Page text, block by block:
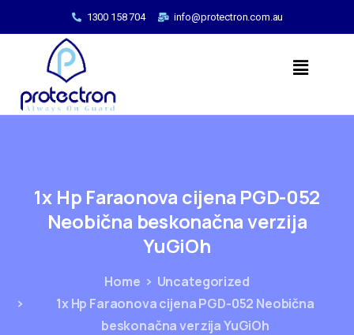
1300 158 704 info@protectron.com.au
1x Hp Faraonova cijena PGD-052
Neobična beskonačnaverzija
YuGiOh
Home
Uncategorized
1x Hp Faraonova cijena PGD-052 Neobična
beskonačna verzija YuGiOh